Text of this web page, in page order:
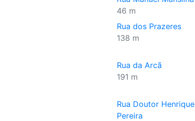
46 m
Rua dos Prazeres
138 m
Rua da Arcã
191 m
Rua Doutor Henrique
Pereira